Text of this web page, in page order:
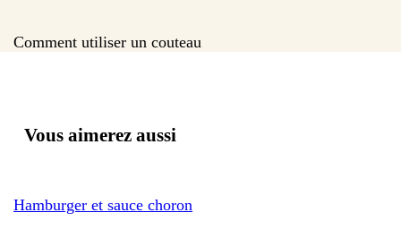
Comment utiliser un couteau
Vous aimerez aussi
Hamburger et sauce choron